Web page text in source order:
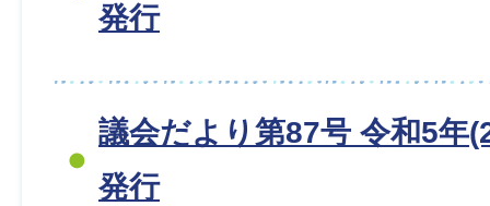
発行
議会だより第87号 令和5年
発行